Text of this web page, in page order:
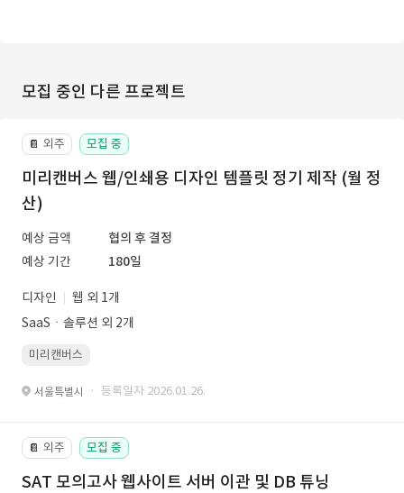
모집 중인 다른 프로젝트
📔 외주 모집 중
미리캔버스 웹/인쇄용 디자인 템플릿 정기 제작 (월 정
산)
예상 금액
협의 후 결정
예상 기간
180일
디자인
웹 외 1개
SaaSㆍ솔루션 외 2개
미리캔버스
서울특별시 · 등록일자 2026.01.26.
📔 외주 모집 중
SAT 모의고사 웹사이트 서버 이관 및 DB 튜닝